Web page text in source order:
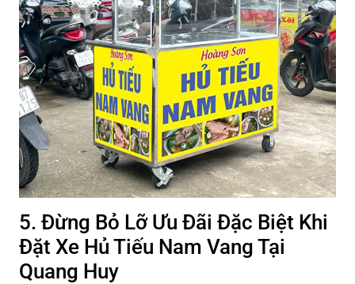
5. Đừng Bỏ Lỡ Ưu Đãi Đặc Biệt Khi
Đặt Xe Hủ Tiếu Nam Vang Tại
Quang Huy